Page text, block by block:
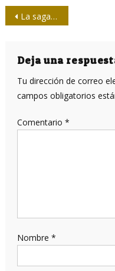
Navegación
entradas
La saga de la COVID-19
Deja una
Tu dirección de correo
campos obligatorios
Comentario *
Nombre *